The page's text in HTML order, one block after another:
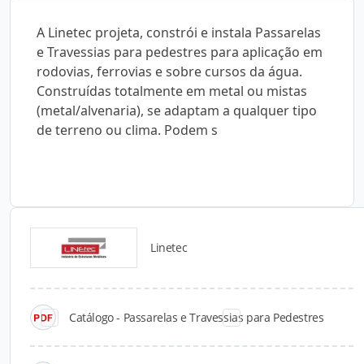
A Linetec projeta, constrói e instala Passarelas
e Travessias para pedestres para aplicação em
rodovias, ferrovias e sobre cursos da água.
Construídas totalmente em metal ou mistas
(metal/alvenaria), se adaptam a qualquer tipo
de terreno ou clima. Podem s
Linetec
Catálogo - Passarelas e Travessias para Pedestres
Catálogos para Download